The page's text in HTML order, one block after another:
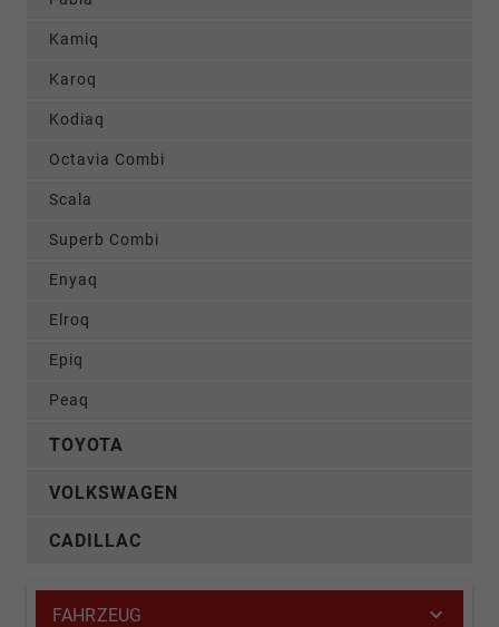
Kamiq
Karoq
Kodiaq
Octavia Combi
Scala
Superb Combi
Enyaq
Elroq
Epiq
Peaq
TOYOTA
VOLKSWAGEN
CADILLAC
FAHRZEUG